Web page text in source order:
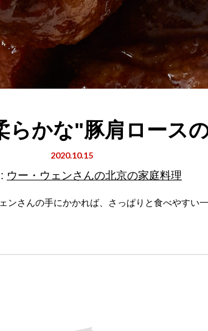
らかな"豚肩ロース
2020.10.15
ウー・ウェンさんの北京の家庭料理
ンさんの手にかかれば、さっぱりと食べやすい